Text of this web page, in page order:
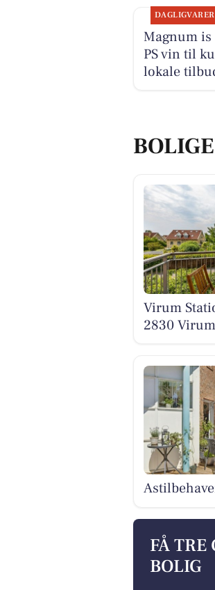
DAGLIGVARER
Magnum
PS vin til
lokale
Virum
2830 Virum
FÅ TRE
BOLIG